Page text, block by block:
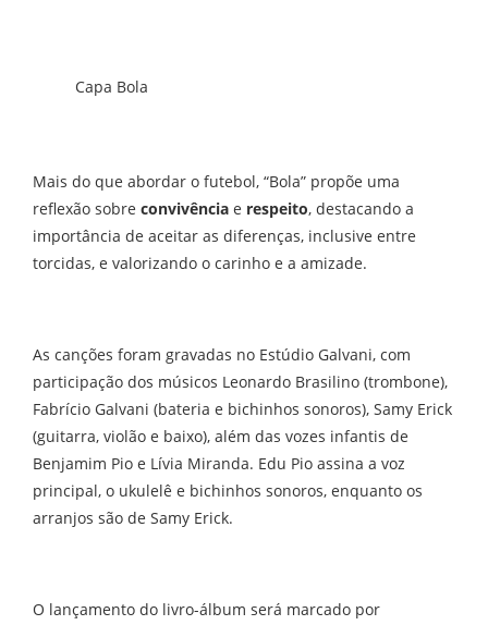
Capa Bola
Mais do que abordar o futebol, “Bola” propõe uma
reflexão sobre convivência e respeito, destacando a
importância de aceitar as diferenças, inclusive entre
torcidas, e valorizando o carinho e a amizade.
As canções foram gravadas no Estúdio Galvani, com
participação dos músicos Leonardo Brasilino (trombone),
Fabrício Galvani (bateria e bichinhos sonoros), Samy Erick
(guitarra, violão e baixo), além das vozes infantis de
Benjamim Pio e Lívia Miranda. Edu Pio assina a voz
principal, o ukulelê e bichinhos sonoros, enquanto os
arranjos são de Samy Erick.
O lançamento do livro-álbum será marcado por